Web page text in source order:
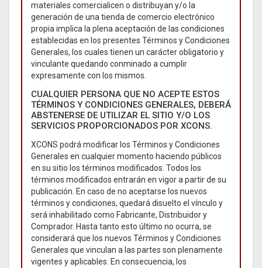
materiales comercialicen o distribuyan y/o la
generación de una tienda de comercio electrónico
propia implica la plena aceptación de las condiciones
establecidas en los presentes Términos y Condiciones
Generales, los cuales tienen un carácter obligatorio y
vinculante quedando conminado a cumplir
expresamente con los mismos.
CUALQUIER PERSONA QUE NO ACEPTE ESTOS
TÉRMINOS Y CONDICIONES GENERALES, DEBERÁ
ABSTENERSE DE UTILIZAR EL SITIO Y/O LOS
SERVICIOS PROPORCIONADOS POR XCONS.
XCONS podrá modificar los Términos y Condiciones
Generales en cualquier momento haciendo públicos
en su sitio los términos modificados. Todos los
términos modificados entrarán en vigor a partir de su
publicación. En caso de no aceptarse los nuevos
términos y condiciones, quedará disuelto el vínculo y
será inhabilitado como Fabricante, Distribuidor y
Comprador. Hasta tanto esto último no ocurra, se
considerará que los nuevos Términos y Condiciones
Generales que vinculan a las partes son plenamente
vigentes y aplicables. En consecuencia, los